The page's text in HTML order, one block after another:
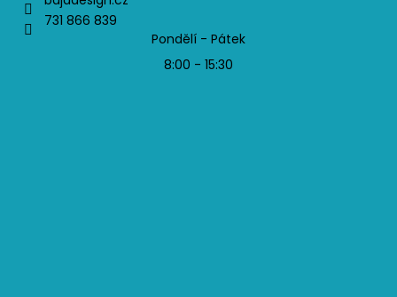
731 866 839
Pondělí - Pátek
8:00 - 15:30